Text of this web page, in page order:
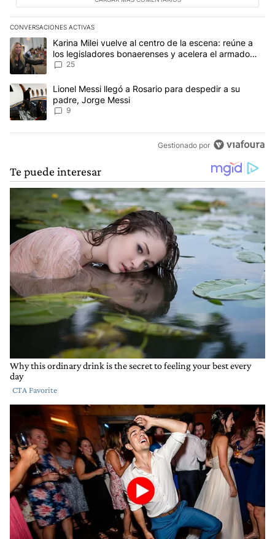
CONVERSACIONES ACTIVAS
Este listado muestra los artículos con más comentarios en los
Un artículo de tendencia con el título "Karina Milei vuelve al
Karina Milei vuelve al centro de la escena: reúne a
los legisladores bonaerenses y acelera el armado
para 2027
25
Un artículo de tendencia con el título "Lionel Messi llegó a
Lionel Messi llegó a Rosario para despedir a su
padre, Jorge Messi
9
Gestionado por